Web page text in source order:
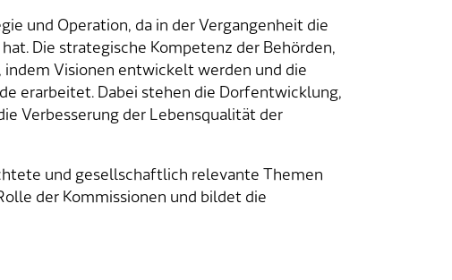
und Operation, da in der Vergangenheit die
Die strategische Kompetenz der Behörden,
indem Visionen entwickelt werden und die
erarbeitet. Dabei stehen die Dorfentwicklung,
Verbesserung der Lebensqualität der
und gesellschaftlich relevante Themen
der Kommissionen und bildet die